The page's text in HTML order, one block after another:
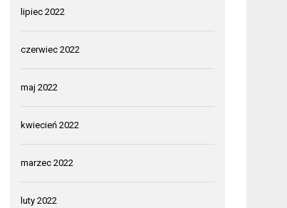
lipiec 2022
czerwiec 2022
maj 2022
kwiecień 2022
marzec 2022
luty 2022